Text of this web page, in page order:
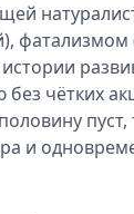
чётких
пуст,
и